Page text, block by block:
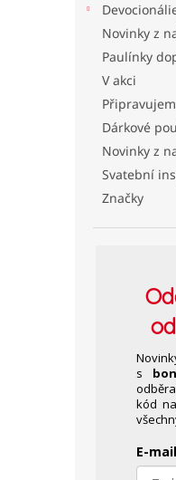
Novinky z
Paulínky
V akci
Dárkové
Novinky z
Svatební
Značky
s
kód
E-